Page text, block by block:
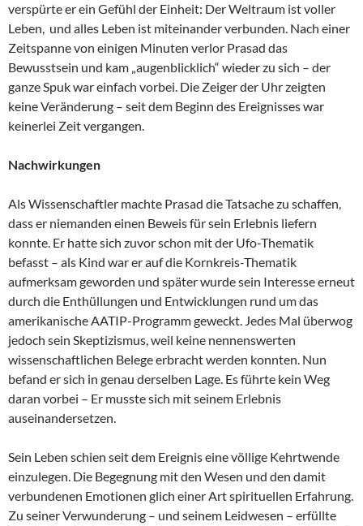
verspürte er ein Gefühl der Einheit: Der Weltraum ist voller
Leben, und alles Leben ist miteinander verbunden. Nach einer
Zeitspanne von einigen Minuten verlor Prasad das
Bewusstsein und kam „augenblicklich“ wieder zu sich – der
ganze Spuk war einfach vorbei. Die Zeiger der Uhr zeigten
keine Veränderung – seit dem Beginn des Ereignisses war
keinerlei Zeit vergangen.
Nachwirkungen
Als Wissenschaftler machte Prasad die Tatsache zu schaffen,
dass er niemanden einen Beweis für sein Erlebnis liefern
konnte. Er hatte sich zuvor schon mit der Ufo-Thematik
befasst – als Kind war er auf die Kornkreis-Thematik
aufmerksam geworden und später wurde sein Interesse erneut
durch die Enthüllungen und Entwicklungen rund um das
amerikanische AATIP-Programm geweckt. Jedes Mal überwog
jedoch sein Skeptizismus, weil keine nennenswerten
wissenschaftlichen Belege erbracht werden konnten. Nun
befand er sich in genau derselben Lage. Es führte kein Weg
daran vorbei – Er musste sich mit seinem Erlebnis
auseinandersetzen.
Sein Leben schien seit dem Ereignis eine völlige Kehrtwende
einzulegen. Die Begegnung mit den Wesen und den damit
verbundenen Emotionen glich einer Art spirituellen Erfahrung.
Zu seiner Verwunderung – und seinem Leidwesen – erfüllte